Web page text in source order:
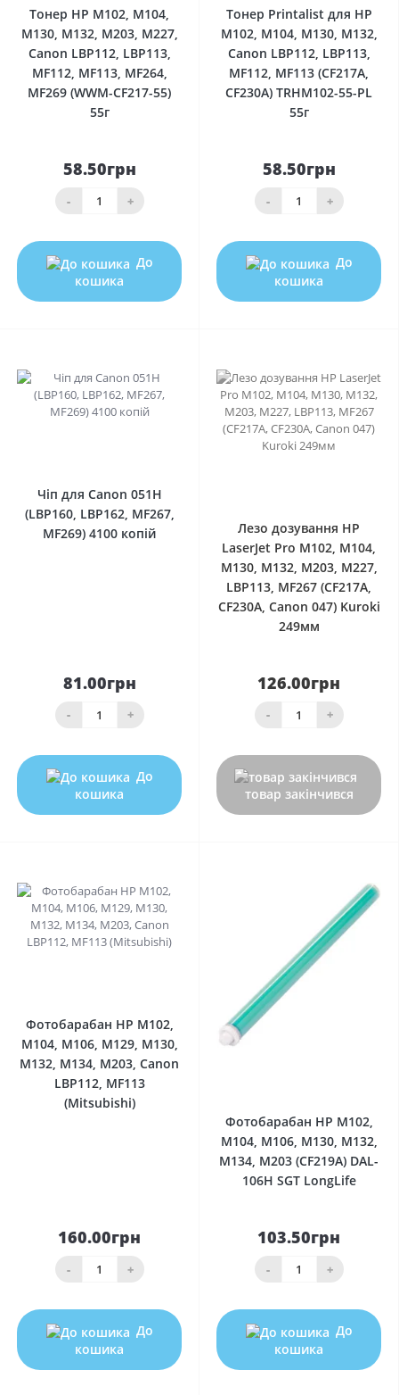
Тонер HP M102, M104,
M130, M132, M203, M227,
Canon LBP112, LBP113,
MF112, MF113, MF264,
MF269 (WWM-CF217-55)
55г
58.50грн
- +
До
кошика
Тонер Printalist для HP
M102, M104, M130, M132,
Canon LBP112, LBP113,
MF112, MF113 (CF217A,
CF230A) TRHM102-55-PL
55г
58.50грн
- +
До
кошика
Чіп для Canon 051H
(LBP160, LBP162, MF267,
MF269) 4100 копій
81.00грн
- +
До
кошика
Лезо дозування HP
LaserJet Pro M102, M104,
M130, M132, M203, M227,
LBP113, MF267 (CF217A,
CF230A, Canon 047) Kuroki
249мм
126.00грн
- +
товар закінчився
Фотобарабан HP M102,
M104, M106, M129, M130,
M132, M134, M203, Canon
LBP112, MF113
(Mitsubishi)
160.00грн
- +
До
кошика
Фотобарабан HP M102,
M104, M106, M130, M132,
M134, M203 (CF219A) DAL-
106H SGT LongLife
103.50грн
- +
До
кошика